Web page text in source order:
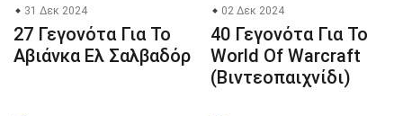
31 Δεκ 2024
27 Γεγονότα Για Το
Αβιάνκα Ελ Σαλβαδόρ
02 Δεκ 2024
40 Γεγονότα Για Το
World Of Warcraft
(Βιντεοπαιχνίδι)